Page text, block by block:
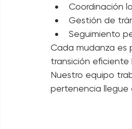
Empaque
Protección y
Transporte
Coordinación
Gestión de
Seguimiento
Cada mudanza es